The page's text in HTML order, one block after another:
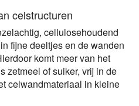
celstructuren
cellulosehoudend
fijne deeltjes en de wanden
komt meer van het
zetmeel of suiker, vrij in de
celwandmateriaal in kleine